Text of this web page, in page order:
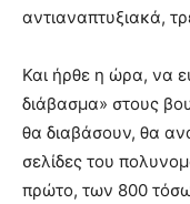
αντιαναπτυξιακά,
Και ήρθε η ώρα, να
διάβασμα» στους
θα διαβάσουν, θα
σελίδες του
πρώτο, των 800